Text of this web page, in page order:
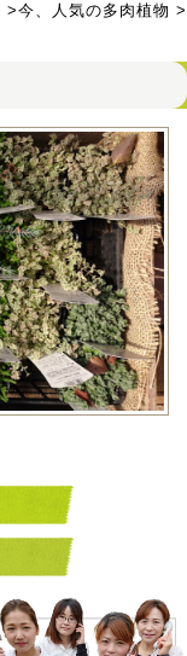
>今、人気の多肉植物 >